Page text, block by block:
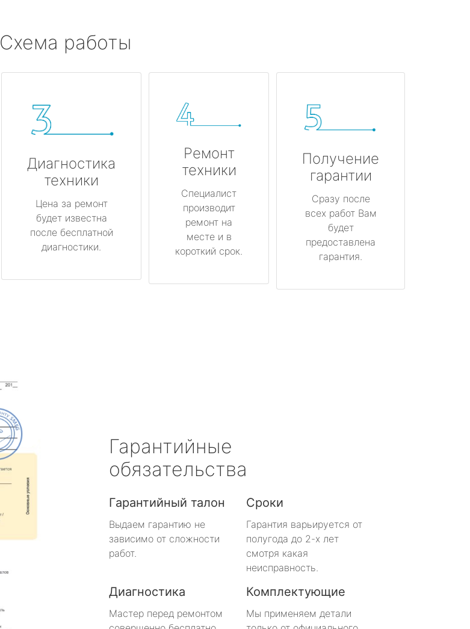
Схема работы
Диагностика
техники
Цена за ремонт
будет известна
после бесплатной
диагностики.
Ремонт
техники
Специалист
производит
ремонт на
месте и в
короткий срок.
Получение
гарантии
Сразу после
всех работ Вам
будет
предоставлена
гарантия.
Гарантийные
обязательства
Гарантийный талон
Выдаем гарантию не
зависимо от сложности
работ.
Сроки
Гарантия варьируется от
полугода до 2-х лет
смотря какая
неисправность.
Диагностика
Мастер перед ремонтом
Комплектующие
Мы применяем детали